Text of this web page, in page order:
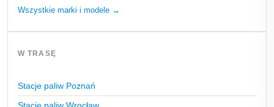
Wszystkie marki i modele →
W TRASĘ
Stacje paliw Poznań